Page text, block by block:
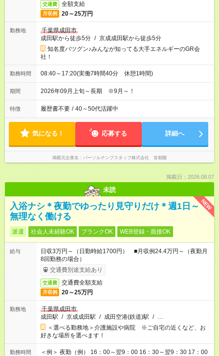
交通費 全額支給
月収例 20～25万円
勤務地
千葉県成田市
成田駅から徒歩5分 / 京成成田駅から徒歩5分
知名度バツグン♪みんなが知ってる大手エネルギーのGR会
社！
勤務時間 08:40～17:20(実働7時間40分 休憩1時間)
期間 2026年09月上旬～長期 ※9月～！
特徴 履歴書不要 / 40～50代活躍中
気になる！ 応募する 詳細へ
掲載元企業名 パーソルテンプスタッフ株式会社 首都圏
掲載日：2026.08.07
未読
NEW
入浴ナシ＊夜勤でゆったり見守りだけ＊週1日～
無理なく働ける
派遣 社会人未経験OK ブランクOK WEB登録・面接OK
給与
日収3万円～（日勤時給1700円） ■月収例24.4万円～（夜勤月
8回勤務の場合）
交通費別途支給あり
交通費 交通費全額支給
月収例 20～25万円
勤務地
千葉県成田市
成田駅 / 京成成田駅 / 成田空港(鉄道)駅 / …
＜選べる勤務地＞介護施設や病院 ※ご自宅の近くなど、お
好きな場所を選べます！
勤務時間
＜例＞ 夜勤（例） 16：00～翌9：00 16：30～翌9：30 17：00